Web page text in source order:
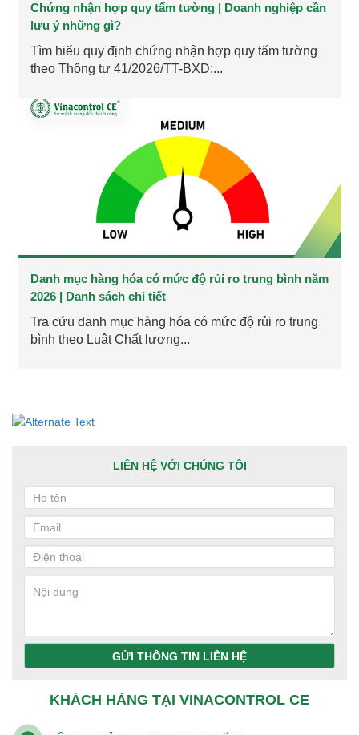
Chứng nhận hợp quy tấm tường | Doanh nghiệp cần
lưu ý những gì?
Tìm hiểu quy định chứng nhận hợp quy tấm tường
theo Thông tư 41/2026/TT-BXD:...
Danh mục hàng hóa có mức độ rủi ro trung bình năm
2026 | Danh sách chi tiết
Tra cứu danh mục hàng hóa có mức độ rủi ro trung
bình theo Luật Chất lượng...
LIÊN HỆ VỚI CHÚNG TÔI
GỬI THÔNG TIN LIÊN HỆ
KHÁCH HÀNG TẠI VINACONTROL CE